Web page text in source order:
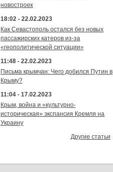
новостроек
18:02 - 22.02.2023
Как Севастополь остался без новых
пассажирских катеров из-за
«геополитической ситуации»
11:48 - 22.02.2023
Письма крымчан: Чего добился Путин в
Крыму?
11:04 - 17.02.2023
Крым, война и «культурно-
историческая» экспансия Кремля на
Украину
Другие статьи